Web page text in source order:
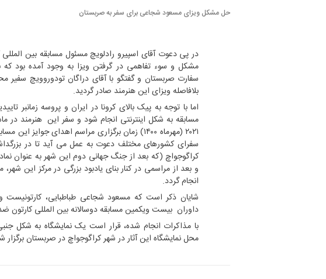
حل مشکل ویزای مسعود شجاعی برای سفر به صربستان
در پی دعوت آقای اسپیرو رادلویچ مسئول مسابقه بین
مشکل و سوء تفاهمی در گرفتن ویزا به وجود آمده بود
سفارت صربستان و گفتگو با آقای دراگان تودوروویچ
بلافاصله ویزای این هنرمند صادر گردید.
اما با توجه به پیک بالای کرونا در ایران و پروسه زمانبر
مسابقه به شکل اینترنتی انجام شود و سفر این هنرمند در
۲۰۲۱ (مهرماه ۱۴۰۰) زمان برگزاری مراسم اهدای
سفرای کشورهای مختلف دعوت به عمل می آید تا در
کراگوجواچ (که بعد از جنگ جهانی دوم این شهر به عنوان
و بعد از مراسمی در کنار بنای یادبود بزرگی در مرکز این
انجام گردد.
شایان ذکر است که مسعود شجاعی طباطبایی، کارتونیست
داوران بیست ویکمین مسابقه دوسالانه بین المللی
با مذاکرات انجام شده، قرار است یک نمایشگاه به شکل
محل نمایشگاه این آثار در شهر کراگوجواچ در صربستان برگزار